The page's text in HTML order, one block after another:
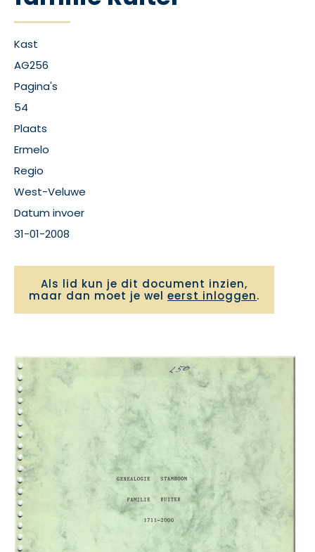
Kast
AG256
Pagina's
54
Plaats
Ermelo
Regio
West-Veluwe
Datum invoer
31-01-2008
Als lid kun je dit document inzien,
maar dan moet je wel eerst inloggen.